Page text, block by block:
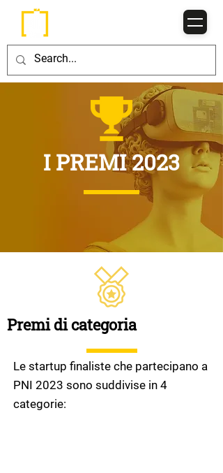
I PREMI 2023
Premi di categoria
Le startup finaliste che partecipano a
PNI 2023 sono suddivise in 4
categorie: